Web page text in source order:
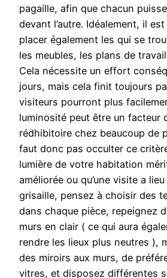
pagaille, afin que chacun
devant l’autre. Idéalement, il
placer également les qui se
les meubles, les plans de
Cela nécessite un effort
jours, mais cela finit toujours
visiteurs pourront plus
luminosité peut être un facteur
rédhibitoire chez beaucoup de
faut donc pas occulter ce
lumière de votre habitation
améliorée ou qu’une visite a
grisaille, pensez à choisir des
dans chaque pièce, repeignez
murs en clair ( ce qui aura
rendre les lieux plus neutres ),
des miroirs aux murs, de
vitres, et disposez différentes